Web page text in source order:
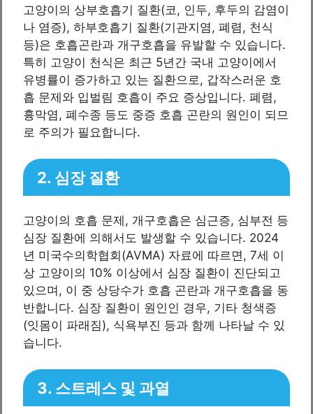
고양이의 상부호흡기 질환(코, 인두, 후두의 감염이
나 염증), 하부호흡기 질환(기관지염, 폐렴, 천식
등)은 호흡곤란과 개구호흡을 유발할 수 있습니다.
특히 고양이 천식은 최근 5년간 국내 고양이에서
유병률이 증가하고 있는 질환으로, 갑작스러운 호
흡 문제와 입벌림 호흡이 주요 증상입니다. 폐렴,
흉막염, 폐수종 등도 중증 호흡 곤란의 원인이 되므
로 주의가 필요합니다.
2. 심장 질환
고양이의 호흡 문제, 개구호흡은 심근증, 심부전 등
심장 질환에 의해서도 발생할 수 있습니다. 2024
년 미국수의학협회(AVMA) 자료에 따르면, 7세 이
상 고양이의 10% 이상에서 심장 질환이 진단되고
있으며, 이 중 상당수가 호흡 곤란과 개구호흡을 동
반합니다. 심장 질환이 원인인 경우, 기타 청색증
(잇몸이 파래짐), 식욕부진 등과 함께 나타날 수 있
습니다.
3. 스트레스 및 과열